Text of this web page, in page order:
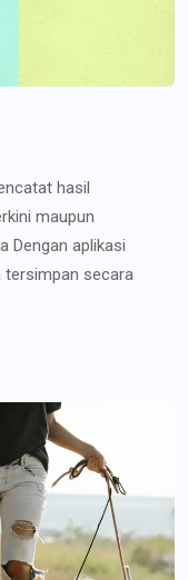
hasil
maupun
Dengan aplikasi
tersimpan secara